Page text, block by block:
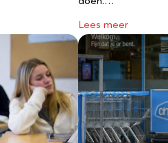
Lees meer